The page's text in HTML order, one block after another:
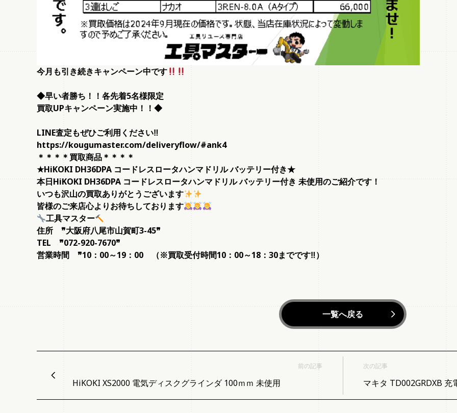
今月も引き続きキャンペーン中です
◆早い者勝ち！！各先着5名様限定
買取UPキャンペーン実施中！！◆
LINE査定もぜひご利用ください‼
https://kougumaster.com/deliveryflow/#ank4
＊＊＊＊買取商品＊＊＊＊
★HiKOKI DH36DPA コードレスロータハンマドリル バッテリー付き★
本日HiKOKI DH36DPA コードレスロータハンマドリル バッテリー付き 未使用のご紹介です！
いつも沢山の買取ありがとうございます
皆様のご来店心よりお待ちしております
工具マスター
住所 ❞大阪府八尾市山賀町3-45❞
TEL ❞072-920-7670❞
営業時間 ❞10：00～19：00 （※買取受付時間10：00～18：30までです‼）
一覧へ戻る
次の記事
マキタ TD002GRDXB
前の記事
HiKOKI XS2000 電気ディスクグラインダ 100ｍｍ 未使用